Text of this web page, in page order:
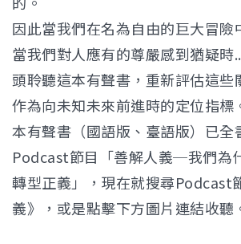
因此當我們在名為自由的巨大冒險
當我們對人應有的尊嚴感到猶疑時
頭聆聽這本有聲書，重新評估這些
作為向未知未來前進時的定位指標
本有聲書（國語版、臺語版）已全
Podcast節目「善解人義─我們為
轉型正義」，現在就搜尋Podcast
義》，或是點擊下方圖片連結收聽